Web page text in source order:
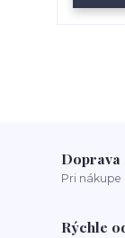
Doprava
Pri nákupe
Rýchle